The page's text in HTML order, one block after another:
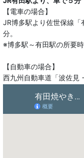
【電車の場合】
JR博多駅より佐世保線「
分。
※博多駅～有田駅の所要
【自動車の場合】
西九州自動車道「波佐見